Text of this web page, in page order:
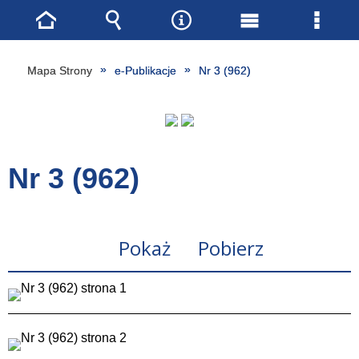
Mapa Strony e-Publikacje Nr 3 (962)
Nr 3 (962)
Pokaż Pobierz
Strona
główna
Wyszukiwarka
NarzędziaMenu
główne
Menu